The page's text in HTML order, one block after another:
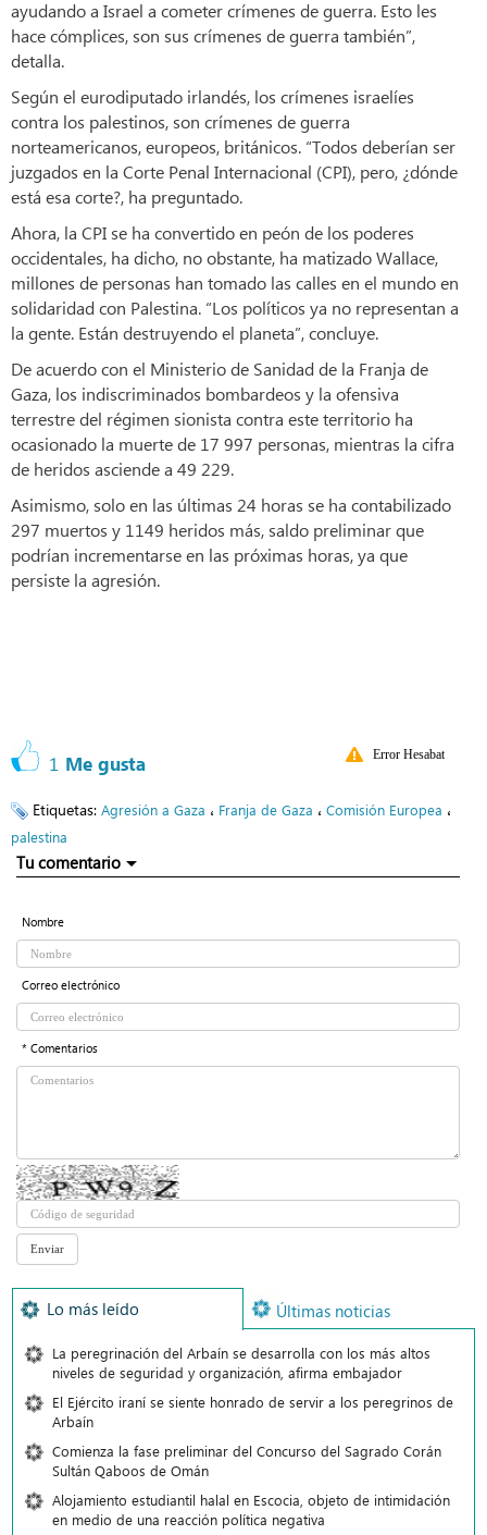
ayudando a Israel a cometer crímenes de guerra. Esto les
hace cómplices, son sus crímenes de guerra también”,
detalla.
Según el eurodiputado irlandés, los crímenes israelíes
contra los palestinos, son crímenes de guerra
norteamericanos, europeos, británicos. “Todos deberían ser
juzgados en la Corte Penal Internacional (CPI), pero, ¿dónde
está esa corte?, ha preguntado.
Ahora, la CPI se ha convertido en peón de los poderes
occidentales, ha dicho, no obstante, ha matizado Wallace,
millones de personas han tomado las calles en el mundo en
solidaridad con Palestina. “Los políticos ya no representan a
la gente. Están destruyendo el planeta”, concluye.
De acuerdo con el Ministerio de Sanidad de la Franja de
Gaza, los indiscriminados bombardeos y la ofensiva
terrestre del régimen sionista contra este territorio ha
ocasionado la muerte de 17 997 personas, mientras la cifra
de heridos asciende a 49 229.
Asimismo, solo en las últimas 24 horas se ha contabilizado
297 muertos y 1149 heridos más, saldo preliminar que
podrían incrementarse en las próximas horas, ya que
persiste la agresión.
1 Me gusta Error Hesabat
Etiquetas: Agresión a Gaza ، Franja de Gaza ، Comisión Europea ،
palestina
Tu comentario
Nombre
Correo electrónico
* Comentarios
Lo más leído Últimas noticias
La peregrinación del Arbaín se desarrolla con los más altos
niveles de seguridad y organización, afirma embajador
El Ejército iraní se siente honrado de servir a los peregrinos de
Arbaín
Comienza la fase preliminar del Concurso del Sagrado Corán
Sultán Qaboos de Omán
Alojamiento estudiantil halal en Escocia, objeto de intimidación
en medio de una reacción política negativa